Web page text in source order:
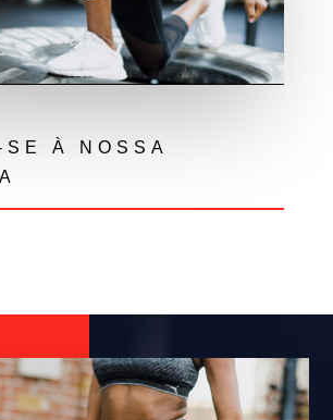
À NOSSA